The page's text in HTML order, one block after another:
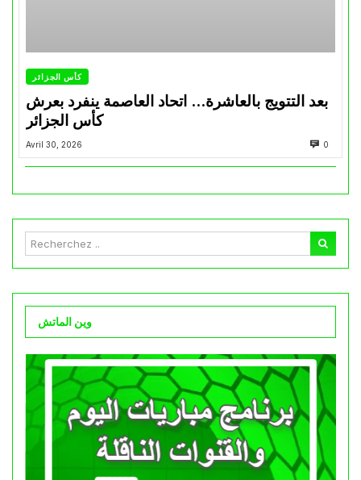
كأس الجزائر
بعد التتويج بالعاشرة… اتحاد العاصمة ينفرد بعرش
كأس الجزائر
Avril 30, 2026 0
وين الماتش